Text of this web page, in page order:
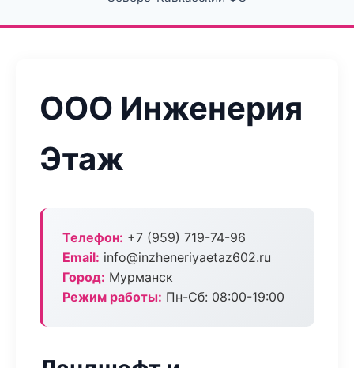
ООО Инженерия
Этаж
Телефон: +7 (959) 719-74-96
Email: info@inzheneriyaetaz602.ru
Город: Мурманск
Режим работы: Пн-Сб: 08:00-19:00